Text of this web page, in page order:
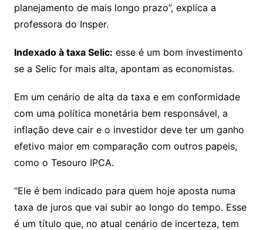
planejamento de mais longo prazo”, explica a
professora do Insper.
Indexado à taxa Selic: esse é um bom investimento
se a Selic for mais alta, apontam as economistas.
Em um cenário de alta da taxa e em conformidade
com uma política monetária bem responsável, a
inflação deve cair e o investidor deve ter um ganho
efetivo maior em comparação com outros papeis,
como o Tesouro IPCA.
“Ele é bem indicado para quem hoje aposta numa
taxa de juros que vai subir ao longo do tempo. Esse
é um título que, no atual cenário de incerteza, tem